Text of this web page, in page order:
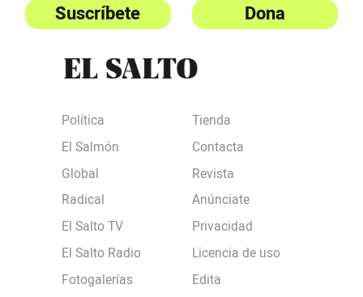
Suscríbete Dona
Política
El Salmón
Global
Radical
El Salto TV
El Salto Radio
Fotogalerías
Tienda
Contacta
Revista
Anúnciate
Privacidad
Licencia de uso
Edita